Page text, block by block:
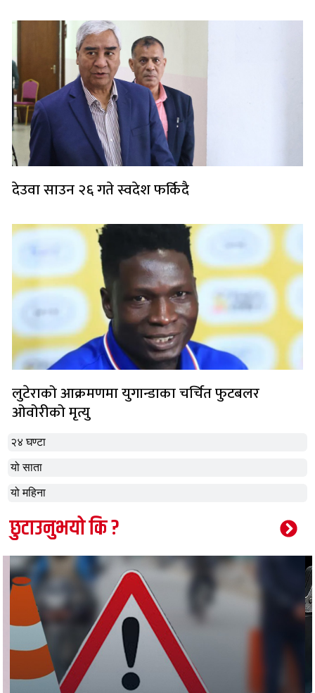
२४ घण्टा
यो साता
यो महिना
देउवा साउन २६ गते स्वदेश फर्किदै
लुटेराको आक्रमणमा युगान्डाका चर्चित फुटबलर
ओवोरीको मृत्यु
छुटाउनुभयो कि ?